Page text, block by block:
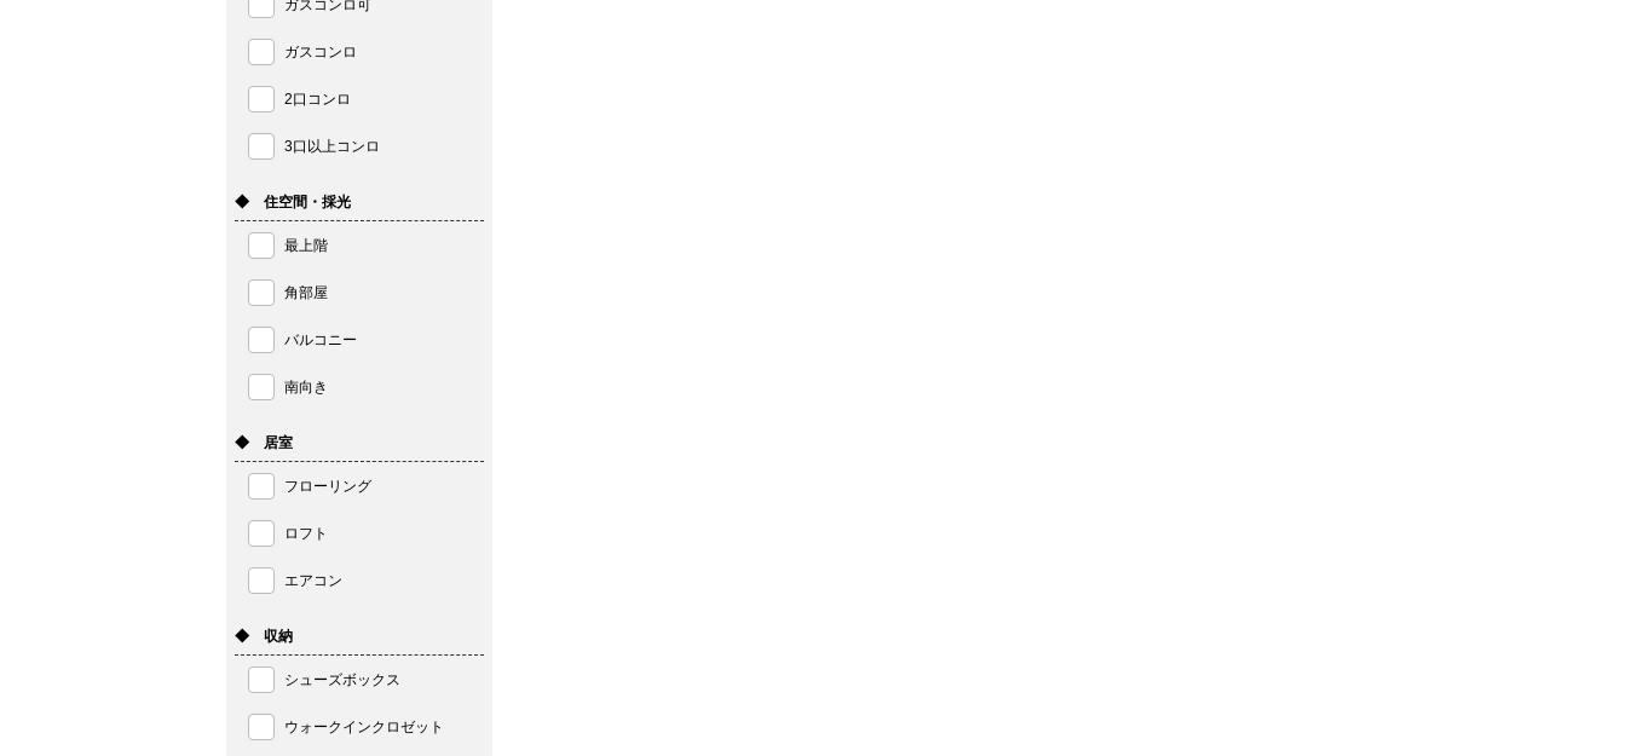
ガスコンロ可
ガスコンロ
2口コンロ
3口以上コンロ
◆ 住空間・採光
最上階
角部屋
バルコニー
南向き
◆ 居室
フローリング
ロフト
エアコン
◆ 収納
シューズボックス
ウォークインクロゼット